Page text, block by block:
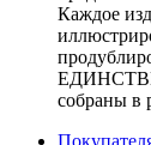
Каждое
собраны в